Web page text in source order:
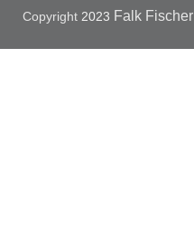
Copyright 2023 Falk Fischer